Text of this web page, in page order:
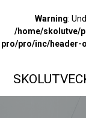
Warning:
/home/skolutve/
pro/pro/inc/header-